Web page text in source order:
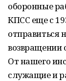
оборонные
КПСС еще с
отправиться
возвращении
От нашего
служащие и